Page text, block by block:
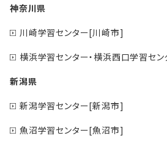
神奈川県
川崎学習センター[川崎市]
横浜学習センター・横浜西口学習セ
新潟県
新潟学習センター[新潟市]
魚沼学習センター[魚沼市]